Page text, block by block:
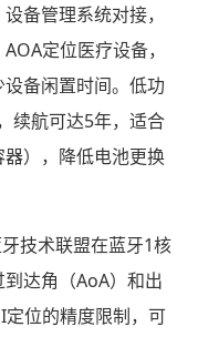
备管理系统对接，
定位医疗设备，
备闲置时间。低功
续航可达5年，适合
），降低电池更换
技术联盟在蓝牙1核
达角（AoA）和出
定位的精度限制，可